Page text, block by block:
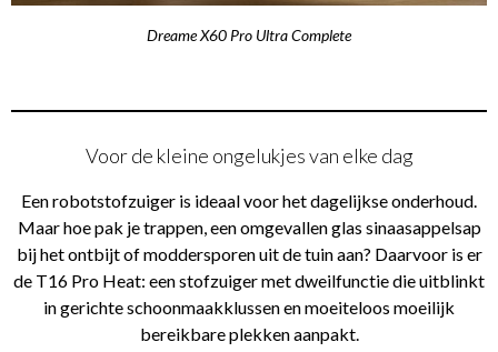
Dreame X60 Pro Ultra Complete
Voor de kleine ongelukjes van elke dag
Een robotstofzuiger is ideaal voor het dagelijkse onderhoud.
Maar hoe pak je trappen, een omgevallen glas sinaasappelsap
bij het ontbijt of moddersporen uit de tuin aan? Daarvoor is er
de T16 Pro Heat: een stofzuiger met dweilfunctie die uitblinkt
in gerichte schoonmaakklussen en moeiteloos moeilijk
bereikbare plekken aanpakt.